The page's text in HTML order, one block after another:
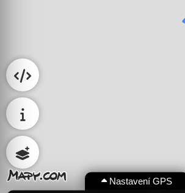
Nastavení GPS
Leaflet